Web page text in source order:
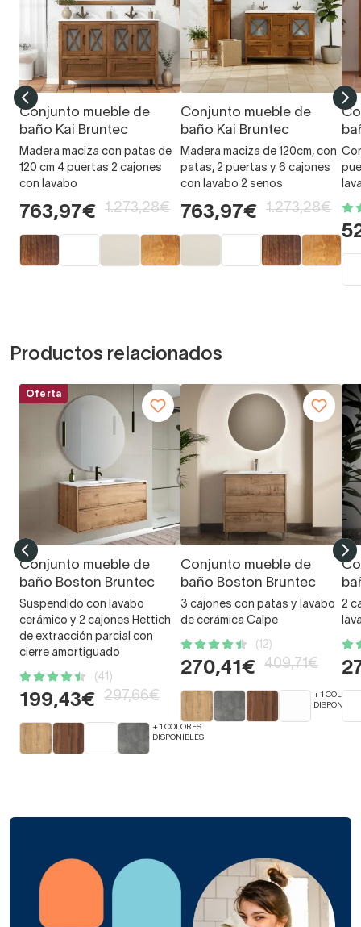
Conjunto mueble de
baño Kai Bruntec
Madera maciza con patas de
120 cm 4 puertas 2 cajones
con lavabo
763,97€ 1.273,28€
Conjunto mueble de
baño Kai Bruntec
Madera maciza de 120cm, con
patas, 2 puertas y 6 cajones
con lavabo 2 senos
763,97€ 1.273,28€
Productos relacionados
Oferta
Conjunto mueble de
baño Boston Bruntec
Suspendido con lavabo
cerámico y 2 cajones Hettich
de extracción parcial con
cierre amortiguado
(41)
199,43€ 297,66€
+ 1 COLORES
DISPONIBLES
Conjunto mueble de
baño Boston Bruntec
3 cajones con patas y lavabo
de cerámica Calpe
(12)
270,41€ 409,71€
+ 1
2